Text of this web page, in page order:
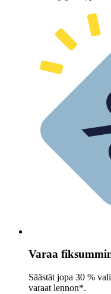
Varaa
Säästät jopa 30 %
varaat lennon*.